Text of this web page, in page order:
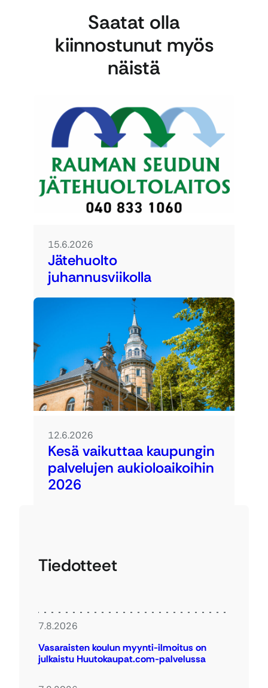
Saatat olla
kiinnostunut myös
näistä
15.6.2026
Jätehuolto
juhannusviikolla
12.6.2026
Kesä vaikuttaa kaupungin
palvelujen aukioloaikoihin
2026
Tiedotteet
7.8.2026
Vasaraisten koulun myynti-ilmoitus on
julkaistu Huutokaupat.com-palvelussa